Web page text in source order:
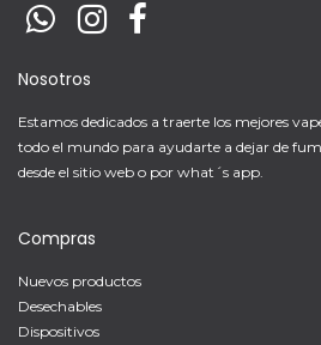
Nosotros
Estamos dedicados a traerte los mejores
todo el mundo para ayudarte a dejar de
desde el sitio web o por what´s app.
Compras
Nuevos productos
Desechables
Dispositivos